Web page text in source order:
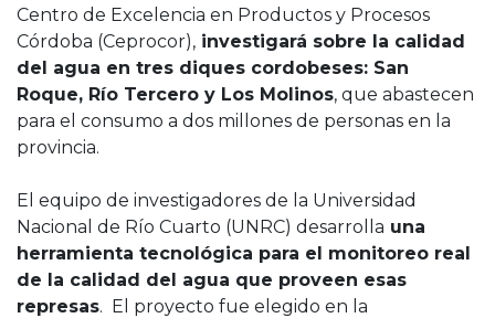
Centro de Excelencia en Productos y Procesos
Córdoba (Ceprocor), investigará sobre la calidad
del agua en tres diques cordobeses: San
Roque, Río Tercero y Los Molinos, que abastecen
para el consumo a dos millones de personas en la
provincia.
El equipo de investigadores de la Universidad
Nacional de Río Cuarto (UNRC) desarrolla una
herramienta tecnológica para el monitoreo real
de la calidad del agua que proveen esas
represas. El proyecto fue elegido en la